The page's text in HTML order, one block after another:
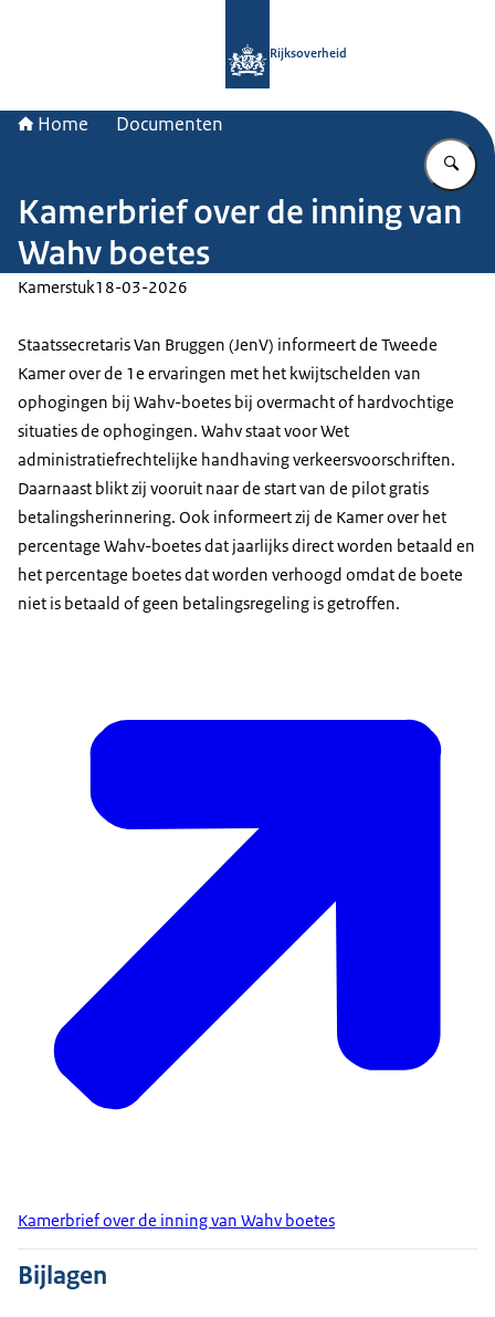
Rijksoverheid
Home Documenten
Kamerbrief over de inning van
Wahv boetes
Kamerstuk18-03-2026
Staatssecretaris Van Bruggen (JenV) informeert de Tweede
Kamer over de 1e ervaringen met het kwijtschelden van
ophogingen bij Wahv-boetes bij overmacht of hardvochtige
situaties de ophogingen. Wahv staat voor Wet
administratiefrechtelijke handhaving verkeersvoorschriften.
Daarnaast blikt zij vooruit naar de start van de pilot gratis
betalingsherinnering. Ook informeert zij de Kamer over het
percentage Wahv-boetes dat jaarlijks direct worden betaald en
het percentage boetes dat worden verhoogd omdat de boete
niet is betaald of geen betalingsregeling is getroffen.
Kamerbrief over de inning van Wahv boetes
Bijlagen